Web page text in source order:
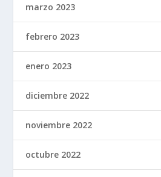
marzo 2023
febrero 2023
enero 2023
diciembre 2022
noviembre 2022
octubre 2022